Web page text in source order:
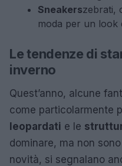
Sneakerszebrati,
moda per un look
Le tendenze di
inverno
Quest’anno, alcune
come particolarmente
leopardati e le
dominare, ma non
novità, si segnalano